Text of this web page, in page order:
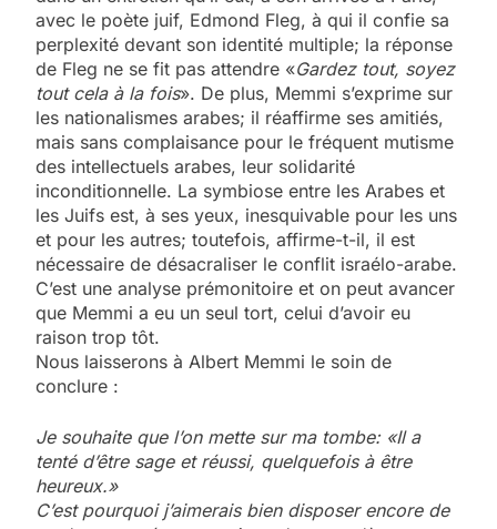
avec le poète juif, Edmond Fleg, à qui il confie sa
perplexité devant son identité multiple; la réponse
de Fleg ne se fit pas attendre «Gardez tout, soyez
tout cela à la fois». De plus, Memmi s’exprime sur
les nationalismes arabes; il réaffirme ses amitiés,
mais sans complaisance pour le fréquent mutisme
des intellectuels arabes, leur solidarité
inconditionnelle. La symbiose entre les Arabes et
les Juifs est, à ses yeux, inesquivable pour les uns
et pour les autres; toutefois, affirme-t-il, il est
nécessaire de désacraliser le conflit israélo-arabe.
C’est une analyse prémonitoire et on peut avancer
que Memmi a eu un seul tort, celui d’avoir eu
raison trop tôt.
Nous laisserons à Albert Memmi le soin de
conclure :
Je souhaite que l’on mette sur ma tombe: «Il a
tenté d’être sage et réussi, quelquefois à être
heureux.»
C’est pourquoi j’aimerais bien disposer encore de